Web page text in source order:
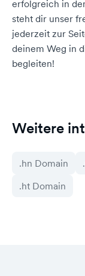
erfolgreich in
steht dir unser
jederzeit zur
deinem Weg in
begleiten!
Weitere
.hn Domain
.ht Domain